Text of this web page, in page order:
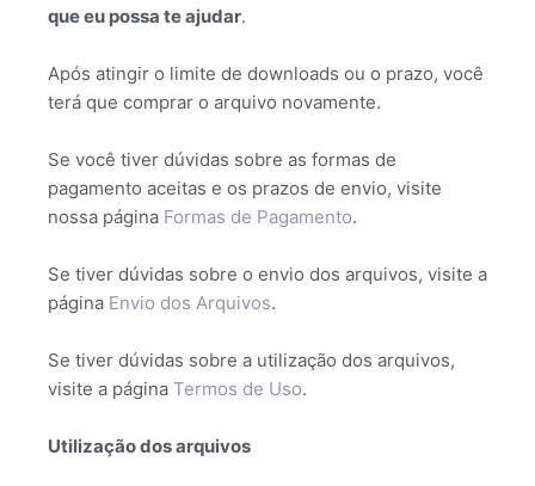
que eu possa te ajudar.
Após atingir o limite de downloads ou o prazo, você
terá que comprar o arquivo novamente.
Se você tiver dúvidas sobre as formas de
pagamento aceitas e os prazos de envio, visite
nossa página Formas de Pagamento.
Se tiver dúvidas sobre o envio dos arquivos, visite a
página Envio dos Arquivos.
Se tiver dúvidas sobre a utilização dos arquivos,
visite a página Termos de Uso.
Utilização dos arquivos